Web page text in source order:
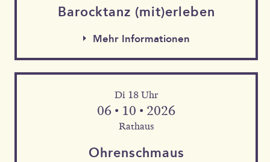
Barock­tanz (mit)erleben
Mehr Informationen
Mehr Informationen
Di 18 Uhr
06 • 10 • 2026
Rathaus
Ohren­schmaus